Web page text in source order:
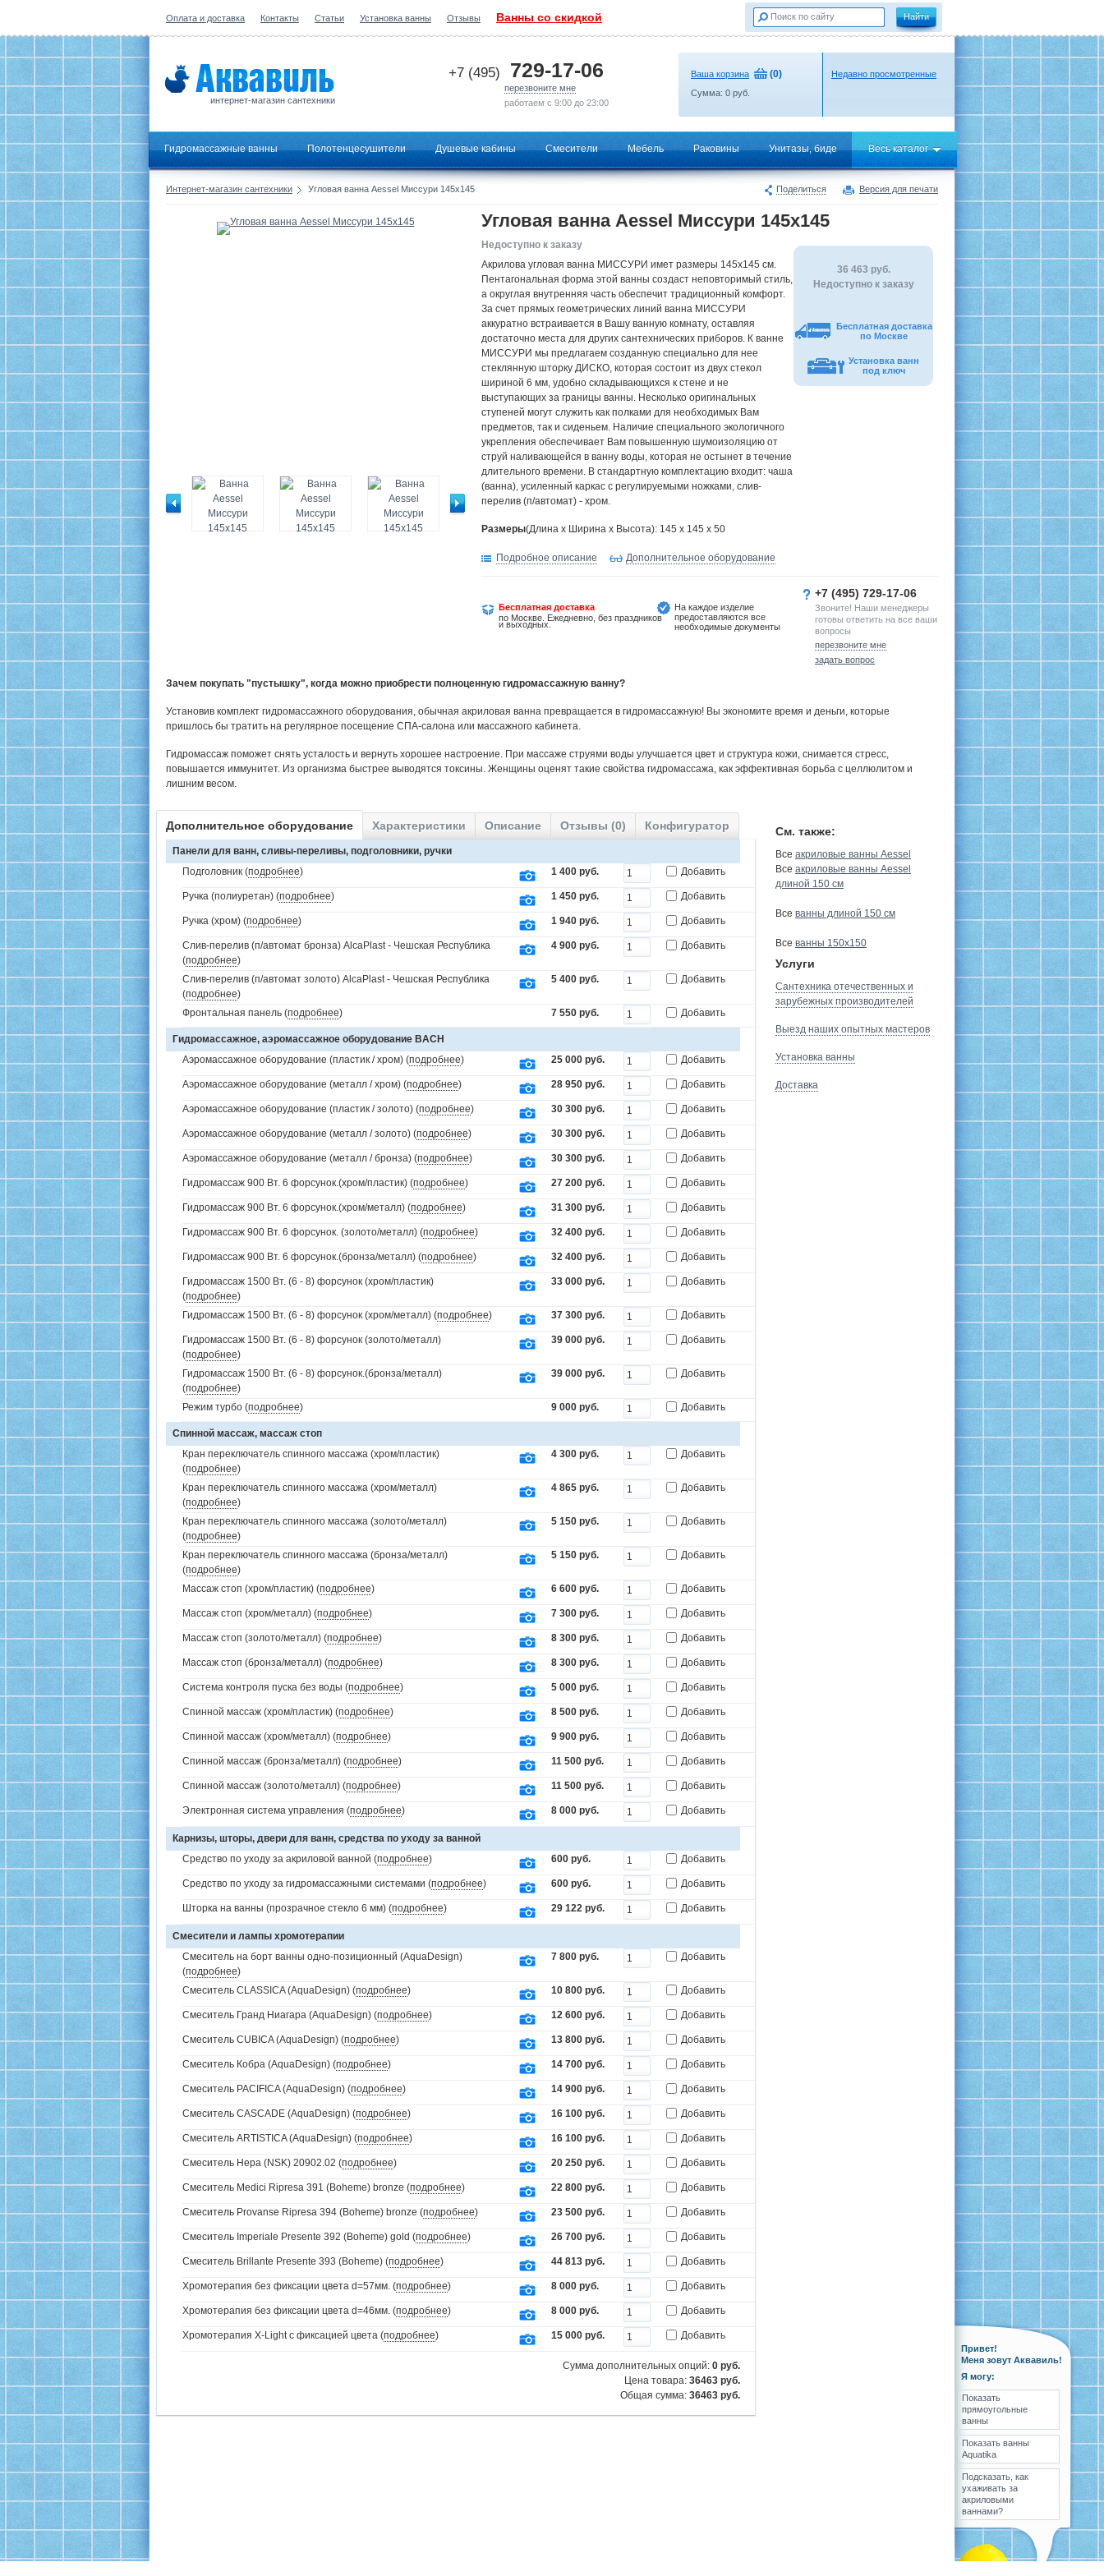
Оплата и доставка Контакты Статьи Установка ванны Отзывы Ванны со скидкой
интернет-магазин сантехники
+7 (495) 729-17-06
перезвоните мне
работаем с 9:00 до 23:00
Ваша корзина (0)
Сумма: 0 руб.
Недавно просмотренные
Гидромассажные ванны Полотенцесушители Душевые кабины Смесители Мебель Раковины Унитазы, биде Весь каталог
Поделиться Версия для печати
Интернет-магазин сантехники Угловая ванна Aessel Миссури 145х145
Угловая ванна Aessel Миссури 145х145
Недоступно к заказу
Акрилова угловая ванна МИССУРИ имет размеры 145х145 см.
Пентагональная форма этой ванны создаст неповторимый стиль,
а округлая внутренняя часть обеспечит традиционный комфорт.
За счет прямых геометрических линий ванна МИССУРИ
аккуратно встраивается в Вашу ванную комнату, оставляя
достаточно места для других сантехнических приборов. К ванне
МИССУРИ мы предлагаем созданную специально для нее
стеклянную шторку ДИСКО, которая состоит из двух стекол
шириной 6 мм, удобно складывающихся к стене и не
выступающих за границы ванны. Несколько оригинальных
ступеней могут служить как полками для необходимых Вам
предметов, так и сиденьем. Наличие специального экологичного
укрепления обеспечивает Вам повышенную шумоизоляцию от
струй наливающейся в ванну воды, которая не остынет в течение
длительного времени. В стандартную комплектацию входит: чаша
(ванна), усиленный каркас с регулируемыми ножками, слив-
перелив (п/автомат) - хром.
Размеры(Длина х Ширина х Высота): 145 x 145 x 50
36 463 руб.
Недоступно к заказу
Бесплатная доставка
по Москве
Установка ванн
под ключ
Подробное описание Дополнительное оборудование
Бесплатная доставка
по Москве. Ежедневно, без праздников
и выходных.
На каждое изделие
предоставляются все
необходимые документы
+7 (495) 729-17-06
Звоните! Наши менеджеры
готовы ответить на все ваши
вопросы
перезвоните мне
задать вопрос
Зачем покупать "пустышку", когда можно приобрести полноценную гидромассажную ванну?
Установив комплект гидромассажного оборудования, обычная акриловая ванна превращается в гидромассажную! Вы экономите время и деньги, которые
пришлось бы тратить на регулярное посещение СПА-салона или массажного кабинета.
Гидромассаж поможет снять усталость и вернуть хорошее настроение. При массаже струями воды улучшается цвет и структура кожи, снимается стресс,
повышается иммунитет. Из организма быстрее выводятся токсины. Женщины оценят такие свойства гидромассажа, как эффективная борьба с целлюлитом и
лишним весом.
Дополнительное оборудование Характеристики Описание Отзывы (0) Конфигуратор
Панели для ванн, сливы-переливы, подголовники, ручки
Подголовник (подробнее) 1 400 руб. Добавить
Ручка (полиуретан) (подробнее) 1 450 руб. Добавить
Ручка (хром) (подробнее) 1 940 руб. Добавить
Слив-перелив (п/автомат бронза) AlcaPlast - Чешская Республика
(подробнее)
4 900 руб. Добавить
Слив-перелив (п/автомат золото) AlcaPlast - Чешская Республика
(подробнее)
5 400 руб. Добавить
Фронтальная панель (подробнее) 7 550 руб. Добавить
Гидромассажное, аэромассажное оборудование BACH
Аэромассажное оборудование (пластик / хром) (подробнее) 25 000 руб. Добавить
Аэромассажное оборудование (металл / хром) (подробнее) 28 950 руб. Добавить
Аэромассажное оборудование (пластик / золото) (подробнее) 30 300 руб. Добавить
Аэромассажное оборудование (металл / золото) (подробнее) 30 300 руб. Добавить
Аэромассажное оборудование (металл / бронза) (подробнее) 30 300 руб. Добавить
Гидромассаж 900 Вт. 6 форсунок.(хром/пластик) (подробнее) 27 200 руб. Добавить
Гидромассаж 900 Вт. 6 форсунок.(хром/металл) (подробнее) 31 300 руб. Добавить
Гидромассаж 900 Вт. 6 форсунок. (золото/металл) (подробнее) 32 400 руб. Добавить
Гидромассаж 900 Вт. 6 форсунок.(бронза/металл) (подробнее) 32 400 руб. Добавить
Гидромассаж 1500 Вт. (6 - 8) форсунок (хром/пластик)
(подробнее)
33 000 руб. Добавить
Гидромассаж 1500 Вт. (6 - 8) форсунок (хром/металл) (подробнее) 37 300 руб. Добавить
Гидромассаж 1500 Вт. (6 - 8) форсунок (золото/металл)
(подробнее)
39 000 руб. Добавить
Гидромассаж 1500 Вт. (6 - 8) форсунок.(бронза/металл)
(подробнее)
39 000 руб. Добавить
Режим турбо (подробнее) 9 000 руб. Добавить
Спинной массаж, массаж стоп
Кран переключатель спинного массажа (хром/пластик)
(подробнее)
4 300 руб. Добавить
Кран переключатель спинного массажа (хром/металл)
(подробнее)
4 865 руб. Добавить
Кран переключатель спинного массажа (золото/металл)
(подробнее)
5 150 руб. Добавить
Кран переключатель спинного массажа (бронза/металл)
(подробнее)
5 150 руб. Добавить
Массаж стоп (хром/пластик) (подробнее) 6 600 руб. Добавить
Массаж стоп (хром/металл) (подробнее) 7 300 руб. Добавить
Массаж стоп (золото/металл) (подробнее) 8 300 руб. Добавить
Массаж стоп (бронза/металл) (подробнее) 8 300 руб. Добавить
Система контроля пуска без воды (подробнее) 5 000 руб. Добавить
Спинной массаж (хром/пластик) (подробнее) 8 500 руб. Добавить
Спинной массаж (хром/металл) (подробнее) 9 900 руб. Добавить
Спинной массаж (бронза/металл) (подробнее) 11 500 руб. Добавить
Спинной массаж (золото/металл) (подробнее) 11 500 руб. Добавить
Электронная система управления (подробнее) 8 000 руб. Добавить
Карнизы, шторы, двери для ванн, средства по уходу за ванной
Средство по уходу за акриловой ванной (подробнее) 600 руб. Добавить
Средство по уходу за гидромассажными системами (подробнее) 600 руб. Добавить
Шторка на ванны (прозрачное стекло 6 мм) (подробнее) 29 122 руб. Добавить
Смесители и лампы хромотерапии
Смеситель на борт ванны одно-позиционный (AquaDesign)
(подробнее)
7 800 руб. Добавить
Смеситель CLASSICA (AquaDesign) (подробнее) 10 800 руб. Добавить
Смеситель Гранд Ниагара (AquaDesign) (подробнее) 12 600 руб. Добавить
Смеситель CUBICA (AquaDesign) (подробнее) 13 800 руб. Добавить
Смеситель Кобра (AquaDesign) (подробнее) 14 700 руб. Добавить
Смеситель PACIFICA (AquaDesign) (подробнее) 14 900 руб. Добавить
Смеситель CASCADE (AquaDesign) (подробнее) 16 100 руб. Добавить
Смеситель ARTISTICA (AquaDesign) (подробнее) 16 100 руб. Добавить
Смеситель Нера (NSK) 20902.02 (подробнее) 20 250 руб. Добавить
Смеситель Medici Ripresa 391 (Boheme) bronze (подробнее) 22 800 руб. Добавить
Смеситель Provanse Ripresa 394 (Boheme) bronze (подробнее) 23 500 руб. Добавить
Смеситель Imperiale Presente 392 (Boheme) gold (подробнее) 26 700 руб. Добавить
Смеситель Brillante Presente 393 (Boheme) (подробнее) 44 813 руб. Добавить
Хромотерапия без фиксации цвета d=57мм. (подробнее) 8 000 руб. Добавить
Хромотерапия без фиксации цвета d=46мм. (подробнее) 8 000 руб. Добавить
Хромотерапия X-Light с фиксацией цвета (подробнее) 15 000 руб. Добавить
Сумма дополнительных опций: 0 руб.
Цена товара: 36463 руб.
Общая сумма: 36463 руб.
См. также:
Все акриловые ванны Aessel
Все акриловые ванны Aessel
длиной 150 см
Все ванны длиной 150 см
Все ванны 150х150
Услуги
Сантехника отечественных и
зарубежных производителей
Выезд наших опытных мастеров
Установка ванны
Доставка
Привет!
Меня зовут Аквавиль!
Я могу:
Показать
прямоугольные
ванны
Показать ванны
Aquatika
Подсказать, как
ухаживать за
акриловыми
ваннами?